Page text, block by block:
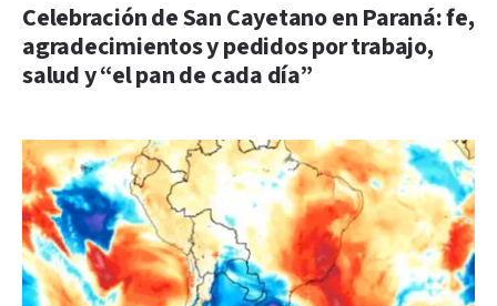
Celebración de San Cayetano en Paraná: fe,
agradecimientos y pedidos por trabajo,
salud y “el pan de cada día”